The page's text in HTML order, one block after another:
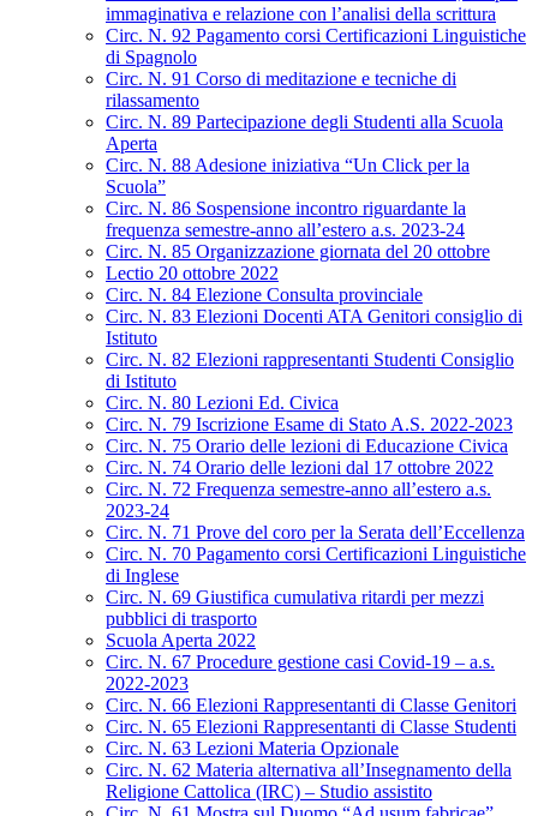
immaginativa e relazione con l’analisi della scrittura
Circ. N. 92 Pagamento corsi Certificazioni Linguistiche
di Spagnolo
Circ. N. 91 Corso di meditazione e tecniche di
rilassamento
Circ. N. 89 Partecipazione degli Studenti alla Scuola
Aperta
Circ. N. 88 Adesione iniziativa “Un Click per la
Scuola”
Circ. N. 86 Sospensione incontro riguardante la
frequenza semestre-anno all’estero a.s. 2023-24
Circ. N. 85 Organizzazione giornata del 20 ottobre
Lectio 20 ottobre 2022
Circ. N. 84 Elezione Consulta provinciale
Circ. N. 83 Elezioni Docenti ATA Genitori consiglio di
Istituto
Circ. N. 82 Elezioni rappresentanti Studenti Consiglio
di Istituto
Circ. N. 80 Lezioni Ed. Civica
Circ. N. 79 Iscrizione Esame di Stato A.S. 2022-2023
Circ. N. 75 Orario delle lezioni di Educazione Civica
Circ. N. 74 Orario delle lezioni dal 17 ottobre 2022
Circ. N. 72 Frequenza semestre-anno all’estero a.s.
2023-24
Circ. N. 71 Prove del coro per la Serata dell’Eccellenza
Circ. N. 70 Pagamento corsi Certificazioni Linguistiche
di Inglese
Circ. N. 69 Giustifica cumulativa ritardi per mezzi
pubblici di trasporto
Scuola Aperta 2022
Circ. N. 67 Procedure gestione casi Covid-19 – a.s.
2022-2023
Circ. N. 66 Elezioni Rappresentanti di Classe Genitori
Circ. N. 65 Elezioni Rappresentanti di Classe Studenti
Circ. N. 63 Lezioni Materia Opzionale
Circ. N. 62 Materia alternativa all’Insegnamento della
Religione Cattolica (IRC) – Studio assistito